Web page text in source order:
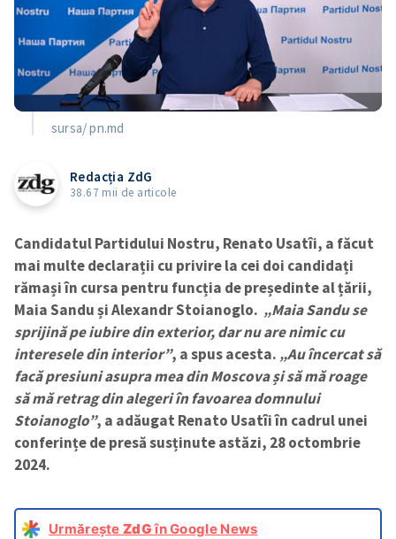
sursa/ pn.md
Redacția ZdG
38.67 mii de articole
Candidatul Partidului Nostru, Renato Usatîi, a făcut
mai multe declarații cu privire la cei doi candidați
rămași în cursa pentru funcția de președinte al țării,
Maia Sandu și Alexandr Stoianoglo. „Maia Sandu se
sprijină pe iubire din exterior, dar nu are nimic cu
interesele din interior”, a spus acesta. „Au încercat să
facă presiuni asupra mea din Moscova și să mă roage
să mă retrag din alegeri în favoarea domnului
Stoianoglo”, a adăugat Renato Usatîi în cadrul unei
conferințe de presă susținute astăzi, 28 octombrie
2024.
Urmărește ZdGîn Google News